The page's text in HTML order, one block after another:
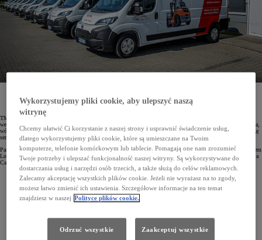
MAX z zabudową serwisową. Z pojazdów tych będą korzystać mobilni technicy, świadczący usługi
serwisowe dla klientów użytkujących ponadwymiarowe wózki widłowe.
TMH, czyli Toyota Material Handling, to firma specjalizująca się w dostarczaniu sprzętu do transportu
wewnętrznego, który obejmuje wózki widłowe, w tym w wersjach dostosowanych do wysokiego składowania,
wózki paletowe oraz wózki do kompletacji zamówień. Swoim klientom zapewnia transport oraz pełną obsługę
serwisową.
Park firmy liczy 396 samochodów Toyoty i Lexusa, z czego 232 egzemplarze to model PROACE z nadwoziem
Long. Teraz do floty TMH dołączyło 10 sztuk nowej Toyoty PROACE MAX. Samochody dostarczyła Toyota
Carolina Car Company.
Wykorzystujemy pliki cookie, aby ulepszyć naszą
witrynę
Chcemy ułatwić Ci korzystanie z naszej strony i usprawnić świadczenie usług,
dlatego wykorzystujemy pliki cookie, które są umieszczane na Twoim
komputerze, telefonie komórkowym lub tablecie. Pomagają one nam zrozumieć
Twoje potrzeby i ulepszać funkcjonalność naszej witryny. Są wykorzystywane do
dostarczania usług i narzędzi osób trzecich, a także służą do celów reklamowych.
Zalecamy akceptację wszystkich plików cookie. Jeżeli nie wyrażasz na to zgody,
możesz łatwo zmienić ich ustawienia. Szczegółowe informacje na ten temat
znajdziesz w naszej Polityce plików cookie.
Odrzuć wszystkie Zaakceptuj wszystkie